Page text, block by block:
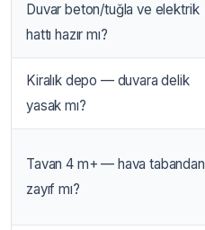
Duvar beton/tuğla ve elektrik
hattı hazır mı?
Kiralık depo — duvara delik
yasak mı?
Tavan 4 m+ — hava tabandan
zayıf mı?